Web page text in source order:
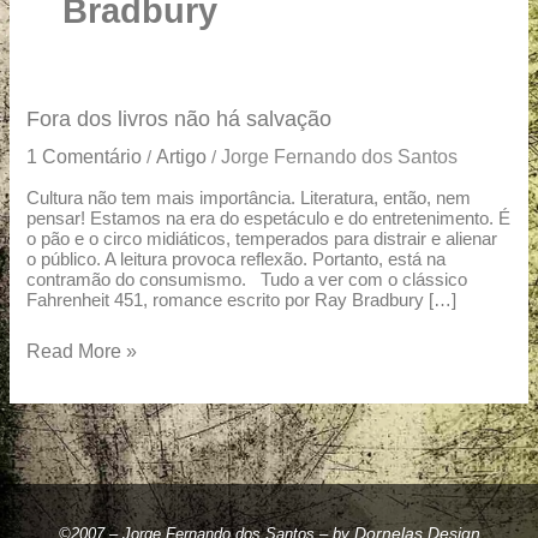
e
Bradbury
Fora dos livros não há salvação
1 Comentário /Artigo /Jorge Fernando dos Santos
Cultura não tem mais importância. Literatura, então, nem
pensar! Estamos na era do espetáculo e do entretenimento. É
o pão e o circo midiáticos, temperados para distrair e alienar
o público. A leitura provoca reflexão. Portanto, está na
contramão do consumismo. Tudo a ver com o clássico
Fahrenheit 451, romance escrito por Ray Bradbury […]
Fora
livros
não
há
salvação
Read More »
©2007 – Jorge Fernando dos Santos – byDornelas Design